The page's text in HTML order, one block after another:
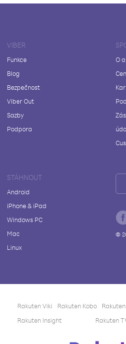
VIBER
Funkce
Blog
Bezpečnost
Viber Out
Sazby
Podpora
O
STÁHNOUT
Android
iPhone & iPad
Windows PC
Mac
Linux
©
Rakuten Viki Rakuten Kobo
Rakuten Insight
Rakuten